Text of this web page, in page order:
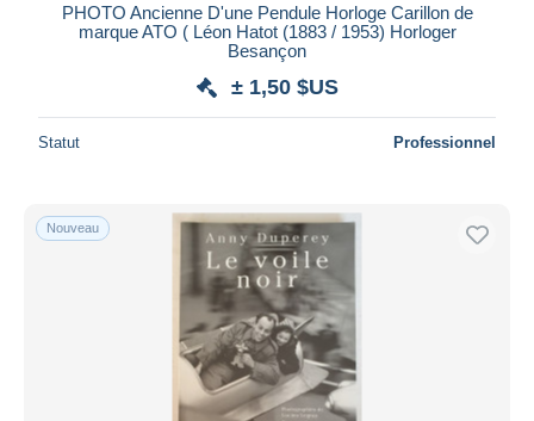
PHOTO Ancienne D'une Pendule Horloge Carillon de
marque ATO ( Léon Hatot (1883 / 1953) Horloger
Besançon
± 1,50 $US
Statut Professionnel
Nouveau